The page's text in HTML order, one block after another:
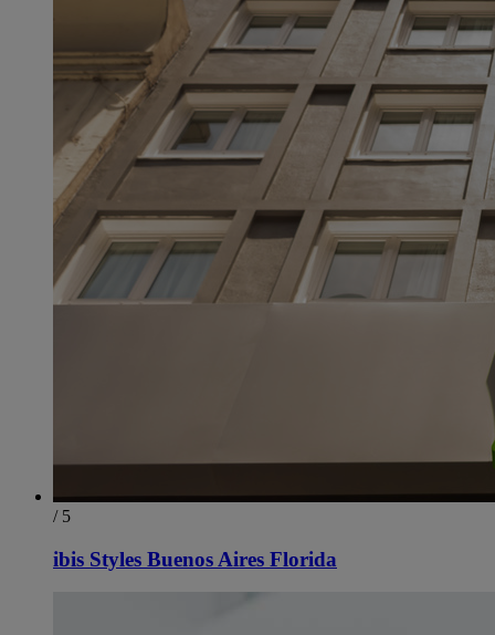
/ 5
ibis Styles Buenos Aires Florida